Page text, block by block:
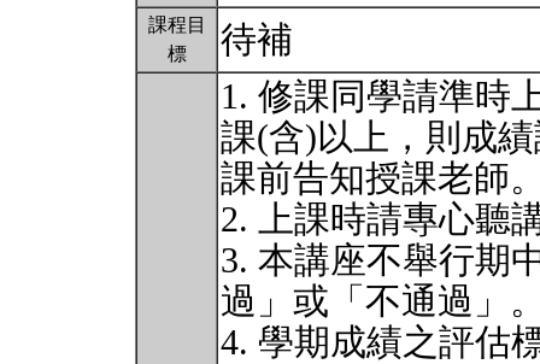
課程目
標
待補
1. 修課同學請準時
課(含)以上，則成
課前告知授課老師
2. 上課時請專心聽
3. 本講座不舉行期
過」或「不通過」
4. 學期成績之評估